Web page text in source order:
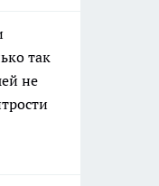
так
не